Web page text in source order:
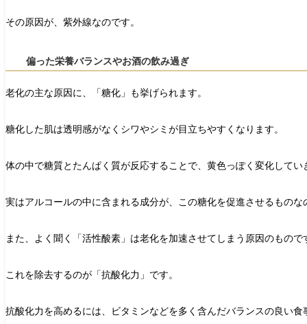
その原因が、紫外線なのです。
偏った栄養バランスやお酒の飲み過ぎ
老化の主な原因に、「糖化」も挙げられます。
糖化した肌は透明感がなくシワやシミが目立ちやすくなります。
体の中で糖質とたんぱく質が反応することで、黄色っぽく変化してい
実はアルコールの中に含まれる成分が、この糖化を促進させるものな
また、よく聞く「活性酸素」は老化を加速させてしまう原因のもので
これを除去するのが「抗酸化力」です。
抗酸化力を高めるには、ビタミンなどを多く含んだバランスの良い食